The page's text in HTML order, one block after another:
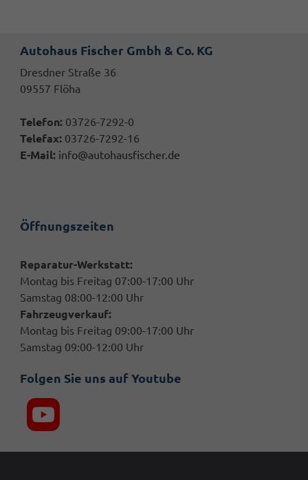
Autohaus Fischer Gmbh & Co. KG
Dresdner Straße 36
09557 Flöha
Telefon: 03726-7292-0
Telefax: 03726-7292-16
E-Mail: info@autohausfischer.de
Öffnungszeiten
Reparatur-Werkstatt:
Montag bis Freitag 07:00-17:00 Uhr
Samstag 08:00-12:00 Uhr
Fahrzeugverkauf:
Montag bis Freitag 09:00-17:00 Uhr
Samstag 09:00-12:00 Uhr
Folgen Sie uns auf Youtube